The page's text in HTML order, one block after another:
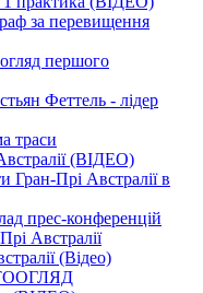
за перевищення
першого
Феттель - лідер
траси
(ВІДЕО)
Гран-Прі Австралії в
прес-конференцій
Австралії
(Відео)